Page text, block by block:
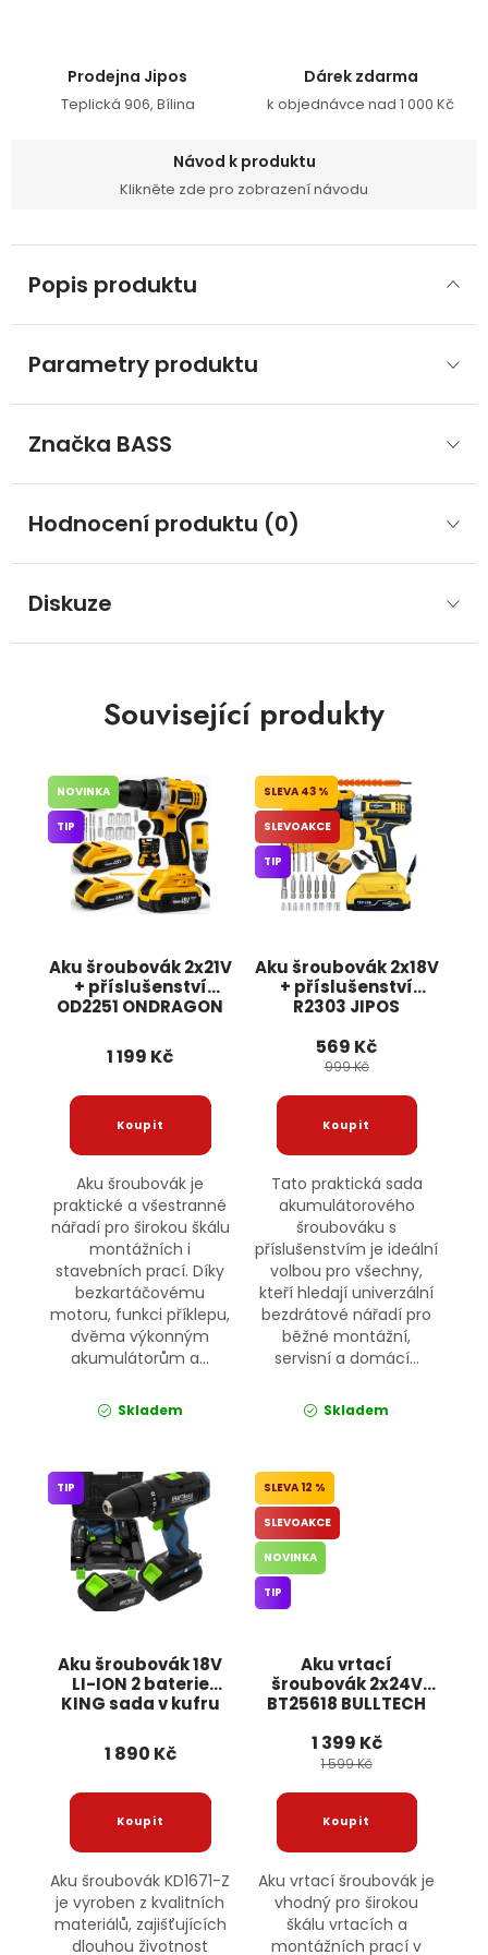
Prodejna Jipos
Teplická 906, Bílina
Dárek zdarma
k objednávce nad 1 000 Kč
Návod k produktu
Klikněte zde pro zobrazení návodu
Popis produktu
Parametry produktu
Značka BASS
Hodnocení produktu (0)
Diskuze
Související produkty
Aku šroubovák 2x21V
+ příslušenství
OD2251 ONDRAGON
NOVINKA
TIP
1 199 Kč
Aku šroubovák je
praktické a všestranné
nářadí pro širokou škálu
montážních i
stavebních prací. Díky
bezkartáčovému
motoru, funkci příklepu,
dvěma výkonným
akumulátorům a...
Skladem
Aku šroubovák 2x18V
+ příslušenství
R2303 JIPOS
43 %
SLEVOAKCE
TIP
569 Kč
999 Kč
Tato praktická sada
akumulátorového
šroubováku s
příslušenstvím je ideální
volbou pro všechny,
kteří hledají univerzální
bezdrátové nářadí pro
běžné montážní,
servisní a domácí...
Skladem
Aku šroubovák 18V
LI-ION 2 baterie
KING sada v kufru
KRAFT&DELE
TIP
1 890 Kč
Aku šroubovák KD1671-Z
je vyroben z kvalitních
materiálů, zajišťujících
dlouhou životnost
Aku vrtací
šroubovák 2x24V
BT25618 BULLTECH
12 %
SLEVOAKCE
NOVINKA
TIP
1 399 Kč
1 599 Kč
Aku vrtací šroubovák je
vhodný pro širokou
škálu vrtacích a
montážních prací v